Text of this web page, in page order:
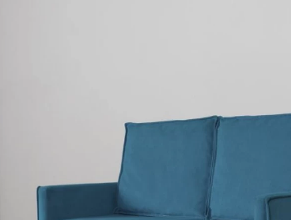
Кресла
Кресла для гостиной